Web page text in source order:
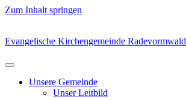
Zum Inhalt springen
Evangelische Kirchengemeinde Radevormwald
Unsere Gemeinde
Unser Leitbild